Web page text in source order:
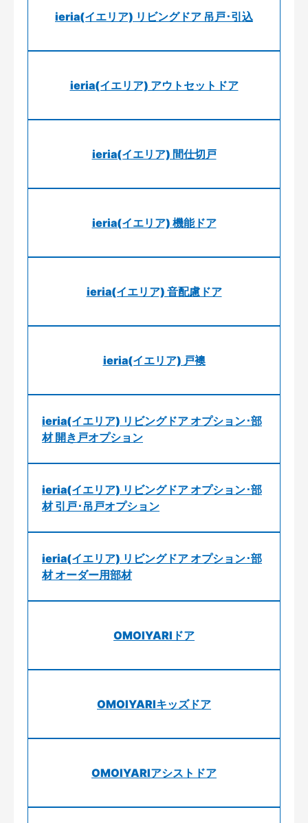
ieria(イエリア) リビングドア 吊戸･引込
ieria(イエリア) アウトセットドア
ieria(イエリア) 間仕切戸
ieria(イエリア) 機能ドア
ieria(イエリア) 音配慮ドア
ieria(イエリア) 戸襖
ieria(イエリア) リビングドア オプション･部
材 開き戸オプション
ieria(イエリア) リビングドア オプション･部
材 引戸･吊戸オプション
ieria(イエリア) リビングドア オプション･部
材 オーダー用部材
OMOIYARIドア
OMOIYARIキッズドア
OMOIYARIアシストドア